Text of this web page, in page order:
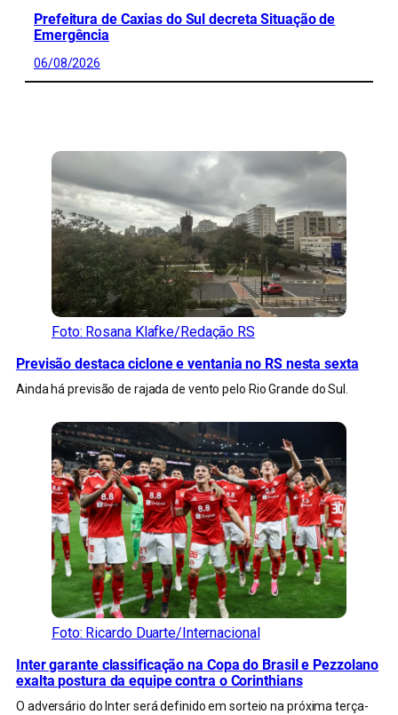
Prefeitura de Caxias do Sul decreta Situação de
Emergência
06/08/2026
Foto: Rosana Klafke/Redação RS
Previsão destaca ciclone e ventania no RS nesta sexta
Ainda há previsão de rajada de vento pelo Rio Grande do Sul.
Foto: Ricardo Duarte/Internacional
Inter garante classificação na Copa do Brasil e Pezzolano
exalta postura da equipe contra o Corinthians
O adversário do Inter será definido em sorteio na próxima terça-